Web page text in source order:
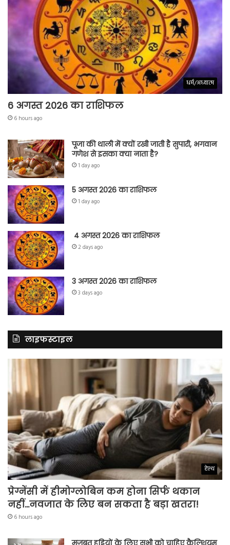
धर्म/अध्यात्म
6 अगस्त 2026 का राशिफल
6 hours ago
पूजा की थाली में क्यों रखी जाती है सुपारी, भगवान
गणेश से इसका क्या नाता है?
1 day ago
5 अगस्त 2026 का राशिफल
1 day ago
4 अगस्त 2026 का राशिफल
2 days ago
3 अगस्त 2026 का राशिफल
3 days ago
लाइफस्टाइल
हेल्थ
प्रेग्नेंसी में हीमोग्लोबिन कम होना सिर्फ थकान
नहीं…नवजात के लिए बन सकता है बड़ा खतरा!
6 hours ago
मजबूत हड्डियों के लिए सभी को चाहिए कैल्शियम